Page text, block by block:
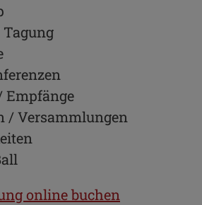
Empfänge
/ Versammlungen
online buchen